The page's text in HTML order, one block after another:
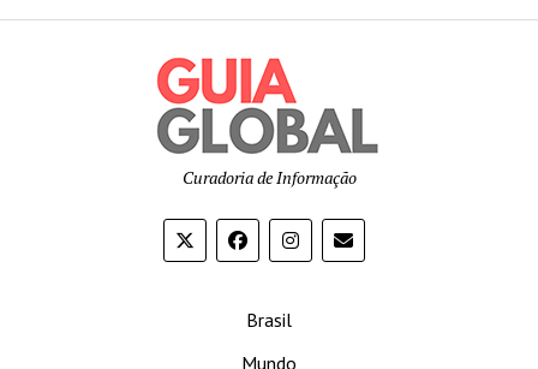
Curadoria de Informação
Brasil
Mundo